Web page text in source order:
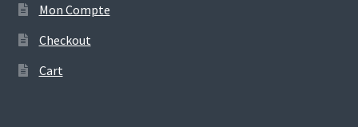
Mon Compte
Checkout
Cart